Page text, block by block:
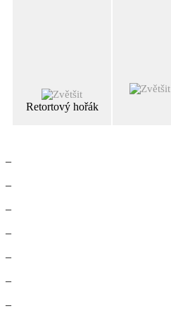
Retortový hořák
–
–
–
–
–
–
–